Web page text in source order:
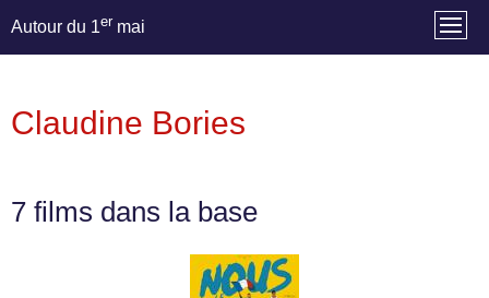
Autour du 1er mai
Claudine Bories
7 films dans la base